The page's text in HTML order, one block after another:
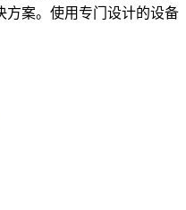
方案。使用专门设计的设备